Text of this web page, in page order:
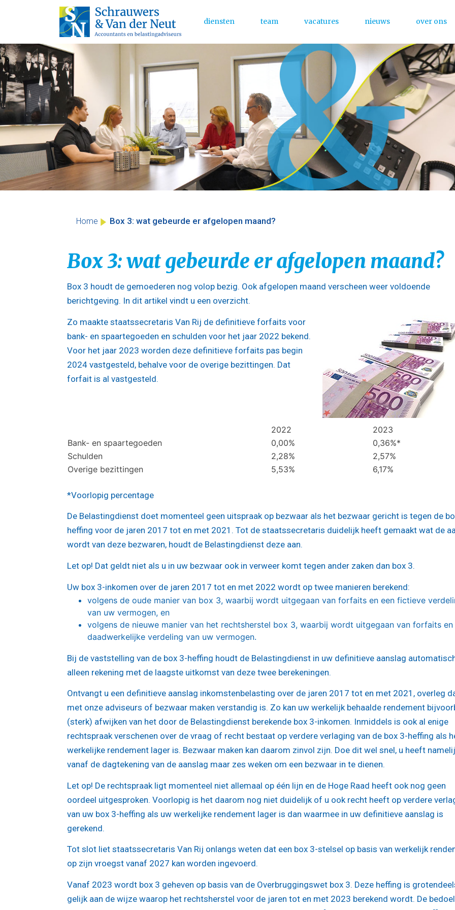
Skip
to
content
Main Menu
diensten team vacatures nieuws over ons
Home Box 3: wat gebeurde er afgelopen maand?
Box 3: wat gebeurde er afgelopen maand?
Box 3 houdt de gemoederen nog volop bezig. Ook afgelopen maand verscheen weer voldoende
berichtgeving. In dit artikel vindt u een overzicht.
Zo maakte staatssecretaris Van Rij de definitieve forfaits voor
bank- en spaartegoeden en schulden voor het jaar 2022 bekend.
Voor het jaar 2023 worden deze definitieve forfaits pas begin
2024 vastgesteld, behalve voor de overige bezittingen. Dat
forfait is al vastgesteld.
2022
2023
Bank- en spaartegoeden
0,00%
0,36%*
Schulden
2,28%
2,57%
Overige bezittingen
5,53% 6,17%
*Voorlopig percentage
De Belastingdienst doet momenteel geen uitspraak op bezwaar als het bezwaar gericht is tegen de
heffing voor de jaren 2017 tot en met 2021. Tot de staatssecretaris duidelijk heeft gemaakt wat de
wordt van deze bezwaren, houdt de Belastingdienst deze aan.
Let op! Dat geldt niet als u in uw bezwaar ook in verweer komt tegen ander zaken dan box 3.
Uw box 3-inkomen over de jaren 2017 tot en met 2022 wordt op twee manieren berekend:
volgens de oude manier van box 3, waarbij wordt uitgegaan van forfaits en een fictieve
van uw vermogen, en
volgens de nieuwe manier van het rechtsherstel box 3, waarbij wordt uitgegaan van forfaits en
daadwerkelijke verdeling van uw vermogen.
Bij de vaststelling van de box 3-heffing houdt de Belastingdienst in uw definitieve aanslag
alleen rekening met de laagste uitkomst van deze twee berekeningen.
Ontvangt u een definitieve aanslag inkomstenbelasting over de jaren 2017 tot en met 2021, overleg
met onze adviseurs of bezwaar maken verstandig is. Zo kan uw werkelijk behaalde rendement
(sterk) afwijken van het door de Belastingdienst berekende box 3-inkomen. Inmiddels is ook al enige
rechtspraak verschenen over de vraag of recht bestaat op verdere verlaging van de box 3-heffing als
werkelijke rendement lager is. Bezwaar maken kan daarom zinvol zijn. Doe dit wel snel, u heeft
vanaf de dagtekening van de aanslag maar zes weken om een bezwaar in te dienen.
Let op! De rechtspraak ligt momenteel niet allemaal op één lijn en de Hoge Raad heeft ook nog geen
oordeel uitgesproken. Voorlopig is het daarom nog niet duidelijk of u ook recht heeft op verdere
van uw box 3-heffing als uw werkelijke rendement lager is dan waarmee in uw definitieve aanslag is
gerekend.
Tot slot liet staatssecretaris Van Rij onlangs weten dat een box 3-stelsel op basis van werkelijk
op zijn vroegst vanaf 2027 kan worden ingevoerd.
Vanaf 2023 wordt box 3 geheven op basis van de Overbruggingswet box 3. Deze heffing is
gelijk aan de wijze waarop het rechtsherstel voor de jaren tot en met 2023 berekend wordt. De